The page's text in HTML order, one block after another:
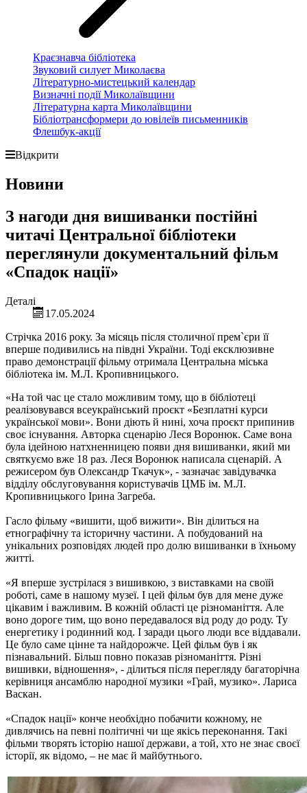
Краєзнавча бібліотека
Звуковий силует Миколаєва
Літературно-мистецький календар
Визначні події Миколаївщини
Літературна карта Миколаївщини
Бібліотрансформери до ювілеїв письменників
Флешбук-акції
Відкрити
Новини
З нагоди дня вишиванки постійні
читачі Центральної бібліотеки
переглянули документальний фільм
«Спадок нації»
Деталі
17.05.2024
Стрічка 2016 року. За місяць після столичної прем`єри її
вперше подивились на півдні України. Тоді ексклюзивне
право демонстрації фільму отримала Центральна міська
бібліотека ім. М.Л. Кропивницького.
«На той час це стало можливим тому, що в бібліотеці
реалізовувався всеукраїнський проєкт «Безплатні курси
української мови». Вони діють й нині, хоча проєкт припинив
своє існування. Авторка сценарію Леся Воронюк. Саме вона
була ідейною натхненницею появи дня вишиванки, який ми
святкуємо вже 18 раз. Леся Воронюк написала сценарій. А
режисером був Олександр Ткачук», - зазначає завідувачка
відділу обслуговування користувачів ЦМБ ім. М.Л.
Кропивницького Ірина Загреба.
Гасло фільму «вишити, щоб вижити». Він ділиться на
етнографічну та історичну частини. А побудований на
унікальних розповідях людей про долю вишиванки в їхньому
житті.
«Я вперше зустрілася з вишивкою, з виставками на своїй
роботі, саме в нашому музеї. І цей фільм був для мене дуже
цікавим і важливим. В кожній області це різноманіття. Але
воно дороге тим, що воно передавалося від роду до роду. Ту
енергетику і родинний код. І заради цього люди все віддавали.
Це було саме цінне та найдорожче. Цей фільм був і як
пізнавальний. Більш повно показав різноманіття. Різні
вишивки, відношення», - ділиться після перегляду багаторічна
керівниця ансамблю народної музики «Грай, музико». Лариса
Васкан.
«Спадок нації» конче необхідно побачити кожному, не
дивлячись на певні політичні чи ще якісь переконання. Такі
фільми творять історію нашої держави, а той, хто не знає своєї
історії, як відомо, – не має й майбутнього.